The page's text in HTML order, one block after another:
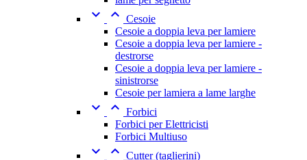
  Cesoie
Cesoie a doppia leva per lamiere
Cesoie a doppia leva per lamiere -
destrorse
Cesoie a doppia leva per lamiere -
sinistrorse
Cesoie per lamiera a lame larghe
  Forbici
Forbici per Elettricisti
Forbici Multiuso
  Cutter (taglierini)